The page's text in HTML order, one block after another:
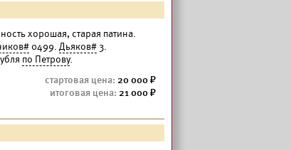
хорошая, старая патина.
0499. Дьяков#3.
по Петрову.
20 000
21 000